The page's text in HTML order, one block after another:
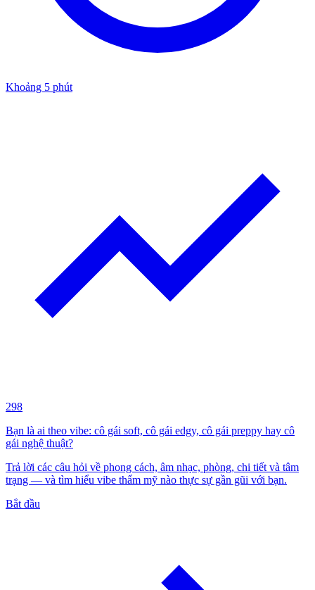
Khoảng 5 phút
298
Bạn là ai theo vibe: cô gái soft, cô gái edgy, cô gái preppy hay cô
gái nghệ thuật?
Trả lời các câu hỏi về phong cách, âm nhạc, phòng, chi tiết và tâm
trạng — và tìm hiểu vibe thẩm mỹ nào thực sự gần gũi với bạn.
Bắt đầu